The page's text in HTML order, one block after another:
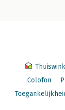
Colofon